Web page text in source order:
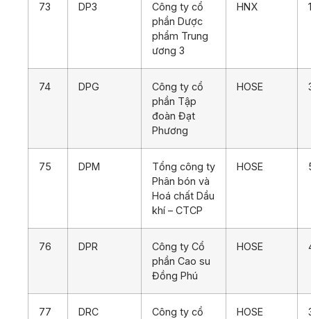
73 DP3
Công ty cổ
phần Dược
phẩm Trung
ương 3
HNX
74 DPG
Công ty cổ
phần Tập
đoàn Đạt
Phương
HOSE
75 DPM
Tổng công ty
Phân bón và
Hoá chất Dầu
khí – CTCP
HOSE
76 DPR
Công ty Cổ
phần Cao su
Đồng Phú
HOSE
77 DRC
Công ty cổ
HOSE